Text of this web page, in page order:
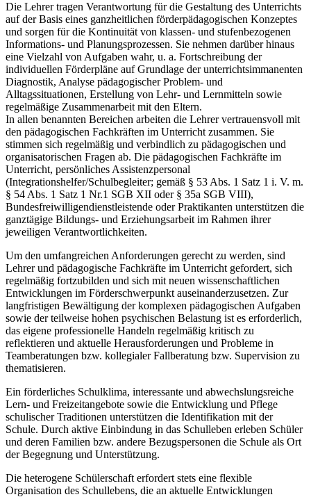
Die Lehrer tragen Verantwortung für die Gestaltung des Unterrichts
auf der Basis eines ganzheitlichen förderpädagogischen Konzeptes
und sorgen für die Kontinuität von klassen- und stufenbezogenen
Informations- und Planungsprozessen. Sie nehmen darüber hinaus
eine Vielzahl von Aufgaben wahr, u. a. Fortschreibung der
individuellen Förderpläne auf Grundlage der unterrichtsimmanenten
Diagnostik, Analyse pädagogischer Problem- und
Alltagssituationen, Erstellung von Lehr- und Lernmitteln sowie
regelmäßige Zusammenarbeit mit den Eltern.
In allen benannten Bereichen arbeiten die Lehrer vertrauensvoll mit
den pädagogischen Fachkräften im Unterricht zusammen. Sie
stimmen sich regelmäßig und verbindlich zu pädagogischen und
organisatorischen Fragen ab. Die pädagogischen Fachkräfte im
Unterricht, persönliches Assistenzpersonal
(Integrationshelfer/Schulbegleiter; gemäß § 53 Abs. 1 Satz 1 i. V. m.
§ 54 Abs. 1 Satz 1 Nr.1 SGB XII oder § 35a SGB VIII),
Bundesfreiwilligendienstleistende oder Praktikanten unterstützen die
ganztägige Bildungs- und Erziehungsarbeit im Rahmen ihrer
jeweiligen Verantwortlichkeiten.
Um den umfangreichen Anforderungen gerecht zu werden, sind
Lehrer und pädagogische Fachkräfte im Unterricht gefordert, sich
regelmäßig fortzubilden und sich mit neuen wissenschaftlichen
Entwicklungen im Förderschwerpunkt auseinanderzusetzen. Zur
langfristigen Bewältigung der komplexen pädagogischen Aufgaben
sowie der teilweise hohen psychischen Belastung ist es erforderlich,
das eigene professionelle Handeln regelmäßig kritisch zu
reflektieren und aktuelle Herausforderungen und Probleme in
Teamberatungen bzw. kollegialer Fallberatung bzw. Supervision zu
thematisieren.
Ein förderliches Schulklima, interessante und abwechslungsreiche
Lern- und Freizeitangebote sowie die Entwicklung und Pflege
schulischer Traditionen unterstützen die Identifikation mit der
Schule. Durch aktive Einbindung in das Schulleben erleben Schüler
und deren Familien bzw. andere Bezugspersonen die Schule als Ort
der Begegnung und Unterstützung.
Die heterogene Schülerschaft erfordert stets eine flexible
Organisation des Schullebens, die an aktuelle Entwicklungen